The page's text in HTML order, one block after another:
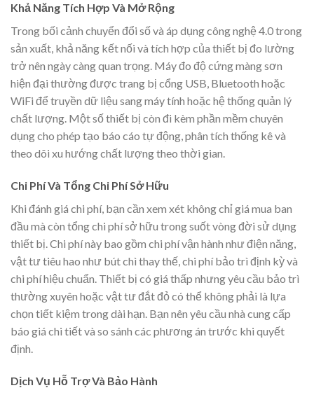
Khả Năng Tích Hợp Và Mở Rộng
Trong bối cảnh chuyển đổi số và áp dụng công nghệ 4.0 trong
sản xuất, khả năng kết nối và tích hợp của thiết bị đo lường
trở nên ngày càng quan trọng. Máy đo độ cứng màng sơn
hiện đại thường được trang bị cổng USB, Bluetooth hoặc
WiFi để truyền dữ liệu sang máy tính hoặc hệ thống quản lý
chất lượng. Một số thiết bị còn đi kèm phần mềm chuyên
dụng cho phép tạo báo cáo tự động, phân tích thống kê và
theo dõi xu hướng chất lượng theo thời gian.
Chi Phí Và Tổng Chi Phí Sở Hữu
Khi đánh giá chi phí, bạn cần xem xét không chỉ giá mua ban
đầu mà còn tổng chi phí sở hữu trong suốt vòng đời sử dụng
thiết bị. Chi phí này bao gồm chi phí vận hành như điện năng,
vật tư tiêu hao như bút chì thay thế, chi phí bảo trì định kỳ và
chi phí hiệu chuẩn. Thiết bị có giá thấp nhưng yêu cầu bảo trì
thường xuyên hoặc vật tư đắt đỏ có thể không phải là lựa
chọn tiết kiệm trong dài hạn. Bạn nên yêu cầu nhà cung cấp
báo giá chi tiết và so sánh các phương án trước khi quyết
định.
Dịch Vụ Hỗ Trợ Và Bảo Hành